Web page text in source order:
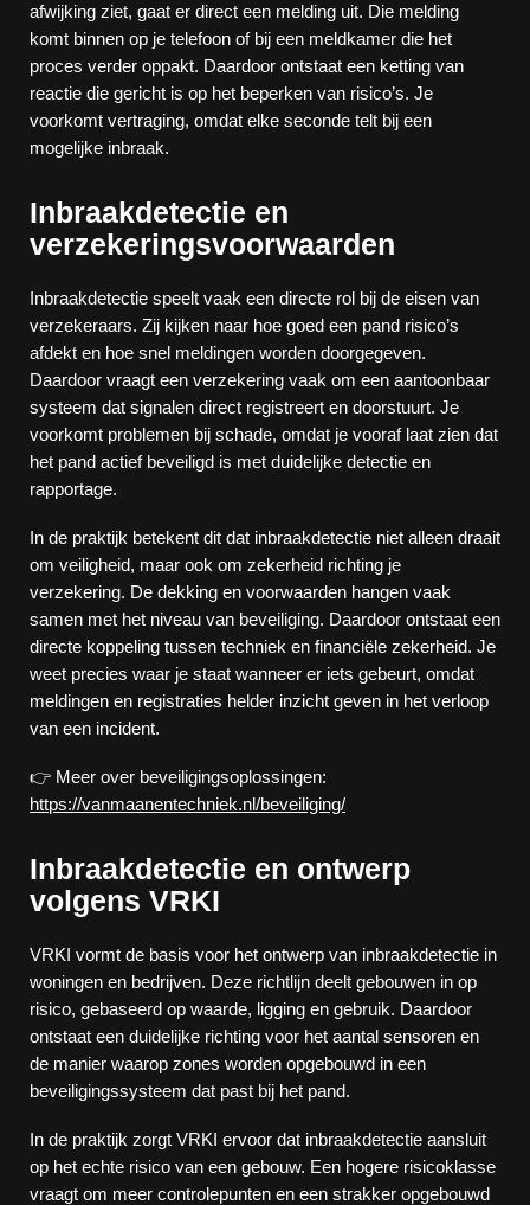
afwijking ziet, gaat er direct een melding uit. Die melding
komt binnen op je telefoon of bij een meldkamer die het
proces verder oppakt. Daardoor ontstaat een ketting van
reactie die gericht is op het beperken van risico’s. Je
voorkomt vertraging, omdat elke seconde telt bij een
mogelijke inbraak.
Inbraakdetectie en
verzekeringsvoorwaarden
Inbraakdetectie speelt vaak een directe rol bij de eisen van
verzekeraars. Zij kijken naar hoe goed een pand risico’s
afdekt en hoe snel meldingen worden doorgegeven.
Daardoor vraagt een verzekering vaak om een aantoonbaar
systeem dat signalen direct registreert en doorstuurt. Je
voorkomt problemen bij schade, omdat je vooraf laat zien dat
het pand actief beveiligd is met duidelijke detectie en
rapportage.
In de praktijk betekent dit dat inbraakdetectie niet alleen draait
om veiligheid, maar ook om zekerheid richting je
verzekering. De dekking en voorwaarden hangen vaak
samen met het niveau van beveiliging. Daardoor ontstaat een
directe koppeling tussen techniek en financiële zekerheid. Je
weet precies waar je staat wanneer er iets gebeurt, omdat
meldingen en registraties helder inzicht geven in het verloop
van een incident.
👉 Meer over beveiligingsoplossingen:
https://vanmaanentechniek.nl/beveiliging/
Inbraakdetectie en ontwerp
volgens VRKI
VRKI vormt de basis voor het ontwerp van inbraakdetectie in
woningen en bedrijven. Deze richtlijn deelt gebouwen in op
risico, gebaseerd op waarde, ligging en gebruik. Daardoor
ontstaat een duidelijke richting voor het aantal sensoren en
de manier waarop zones worden opgebouwd in een
beveiligingssysteem dat past bij het pand.
In de praktijk zorgt VRKI ervoor dat inbraakdetectie aansluit
op het echte risico van een gebouw. Een hogere risicoklasse
vraagt om meer controlepunten en een strakker opgebouwd